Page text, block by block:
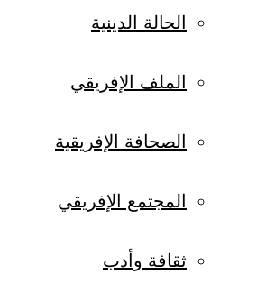
الحالة الدينية
الملف الإفريقي
الصحافة الإفريقية
المجتمع الإفريقي
ثقافة وأدب